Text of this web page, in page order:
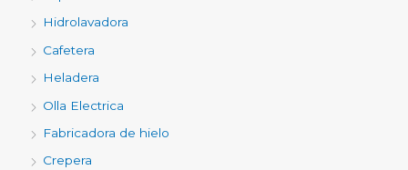
Hidrolavadora
Cafetera
Heladera
Olla Electrica
Fabricadora de hielo
Crepera